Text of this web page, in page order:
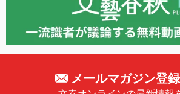
メールマガジン登録